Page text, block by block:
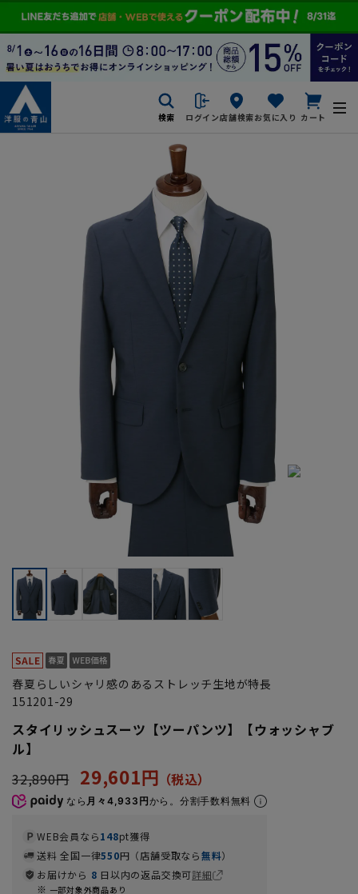
検索 ログイン店舗検索お気に入り カート
春夏らしいシャリ感のあるストレッチ生地が特長
151201-29
スタイリッシュスーツ【ツーパンツ】【ウォッシャブ
ル】
32,890円
29,601円
なら 月々4,933円から。分割手数料無料
WEB会員なら148pt獲得
送料 全国一律550円（店舗受取なら無料）
お届けから 8 日以内の返品交換可詳細
一部対象外商品あり